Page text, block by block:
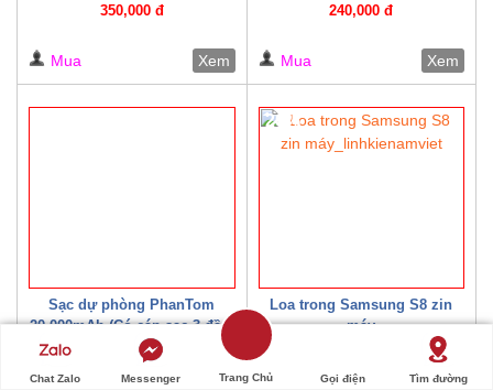
350,000 đ
Mua Xem
Trắng/ Đen
240,000 đ
Mua Xem
Sạc dự phòng PhanTom
20.000mAh (Có cáp sạc 3 đầu)
300,000 đ
Loa trong Samsung S8 zin
máy
20%
Chat Zalo Messenger Trang Chủ Gọi điện Tìm đường